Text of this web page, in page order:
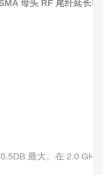
母头 RF 尾纤延长电
最大。在 2.0 GHZ